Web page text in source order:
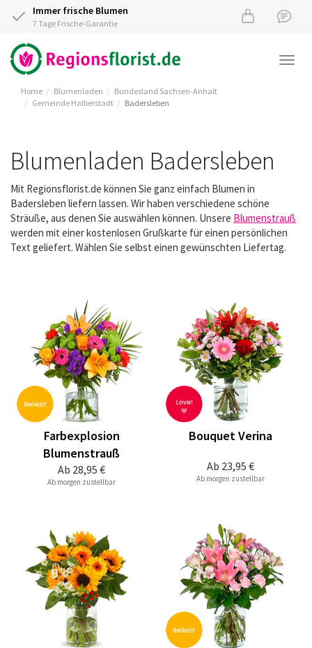
Immer frische Blumen
7 Tage Frische-Garantie
Home Blumenladen
Bundesland Sachsen-Anhalt
Gemeinde Halberstadt
Badersleben
Blumenladen Badersleben
Mit Regionsflorist.de können Sie ganz einfach Blumen in
Badersleben liefern lassen. Wir haben verschiedene schöne
Sträuße, aus denen Sie auswählen können. Unsere Blumenstrauß
werden mit einer kostenlosen Grußkarte für einen persönlichen
Text geliefert. Wählen Sie selbst einen gewünschten Liefertag.
Ab 28,95 €
Farbexplosion
Blumenstrauß
Ab morgen zustellbar
Ab 23,95 €
Bouquet Verina
Ab morgen zustellbar